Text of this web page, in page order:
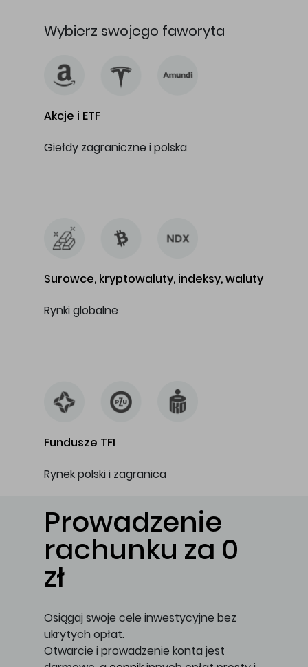
Wybierz swojego faworyta
Akcje i ETF
Giełdy zagraniczne i polska
Surowce, kryptowaluty, indeksy, waluty
Rynki globalne
Fundusze TFI
Rynek polski i zagranica
Prowadzenie
rachunku za 0
zł
Osiągaj swoje cele inwestycyjne bez
ukrytych opłat.
Otwarcie i prowadzenie konta jest